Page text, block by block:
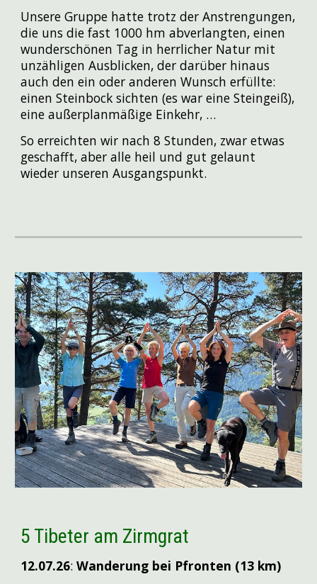
Unsere Gruppe hatte trotz der Anstrengungen,
die uns die fast 1000 hm abverlangten, einen
wunderschönen Tag in herrlicher Natur mit
unzähligen Ausblicken, der darüber hinaus
auch den ein oder anderen Wunsch erfüllte:
einen Steinbock sichten (es war eine Steingeiß),
eine außerplanmäßige Einkehr, …
So erreichten wir nach 8 Stunden, zwar etwas
geschafft, aber alle heil und gut gelaunt
wieder unseren Ausgangspunkt.
5 Tibeter am Zirmgrat
12.07.26: Wanderung bei Pfronten (13 km)